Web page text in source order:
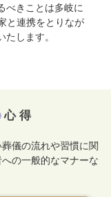
べきことは多岐に
と連携をとりなが
します。
心得
儀の流れや習慣に関
の一般的なマナーな